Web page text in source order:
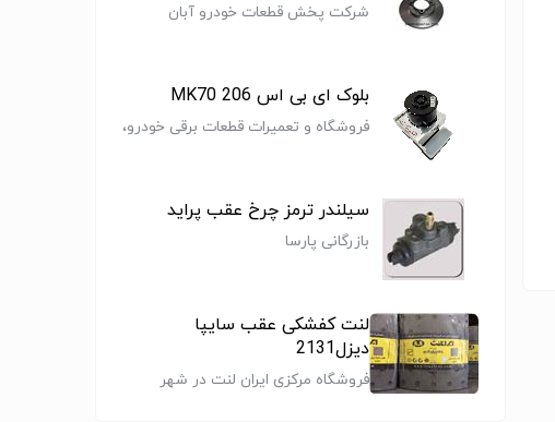
لوله ترمز چرخ
سیستم ترمز سیستم ترمز
شرکت پخش قطعات خودرو آبان
بلوک ای بی اس 206 MK70
فروشگاه و تعمیرات قطعات برقی خودرو،
سیلندر ترمز چرخ عقب پراید
بازرگانی پارسا
لنت کفشکی عقب سایپا
دیزل2131
فروشگاه مرکزی ایران لنت در شهر